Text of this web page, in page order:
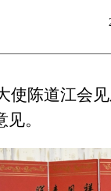
使陈道江会
。